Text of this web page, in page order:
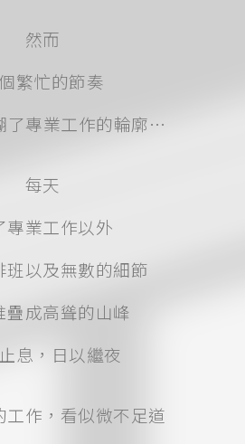
然而
繁忙的節奏
了專業工作的輪廓…
每天
專業工作以外
班以及無數的細節
疊成高聳的山峰
息，日以繼夜
工作，看似微不足道